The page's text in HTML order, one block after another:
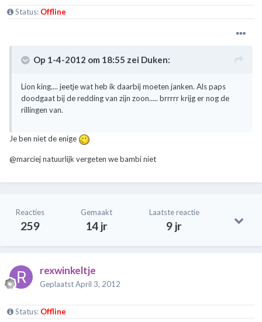
Status: Offline
Op 1-4-2012 om 18:55 zei Duken:
Lion king.... jeetje wat heb ik daarbij moeten janken. Als paps
doodgaat bij de redding van zijn zoon..... brrrrr krijg er nog de
rillingen van.
Je ben niet de enige
@marciej natuurlijk vergeten we bambi niet
Reacties
259
Gemaakt
14 jr
Laatste reactie
9 jr
rexwinkeltje
GeplaatstApril 3, 2012
Status: Offline